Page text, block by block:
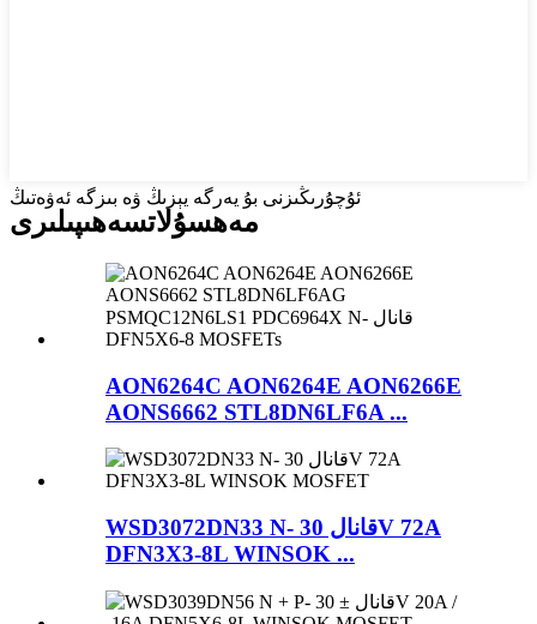
ئۇچۇرىڭىزنى بۇ يەرگە يېزىڭ ۋە بىزگە ئەۋەتىڭ
مەھسۇلاتسەھىپىلىرى
AON6264C AON6264E AON6266E
AONS6662 STL8DN6LF6A ...
WSD3072DN33 N- قانال 30V 72A
DFN3X3-8L WINSOK ...